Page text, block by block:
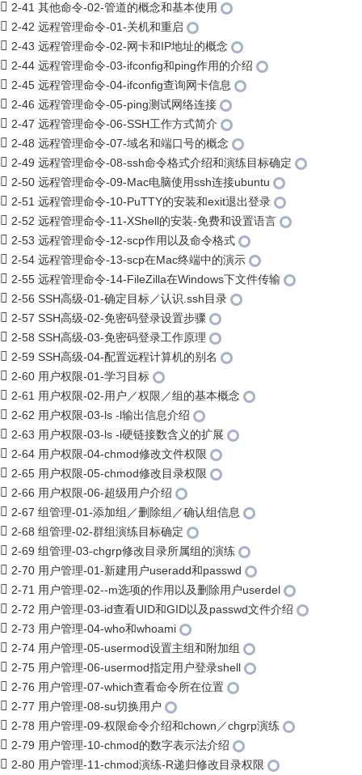
2-41 其他命令-02-管道的概念和基本使用
2-42 远程管理命令-01-关机和重启
2-43 远程管理命令-02-网卡和IP地址的概念
2-44 远程管理命令-03-ifconfig和ping作用的介绍
2-45 远程管理命令-04-ifconfig查询网卡信息
2-46 远程管理命令-05-ping测试网络连接
2-47 远程管理命令-06-SSH工作方式简介
2-48 远程管理命令-07-域名和端口号的概念
2-49 远程管理命令-08-ssh命令格式介绍和演练目标确定
2-50 远程管理命令-09-Mac电脑使用ssh连接ubuntu
2-51 远程管理命令-10-PuTTY的安装和exit退出登录
2-52 远程管理命令-11-XShell的安装-免费和设置语言
2-53 远程管理命令-12-scp作用以及命令格式
2-54 远程管理命令-13-scp在Mac终端中的演示
2-55 远程管理命令-14-FileZilla在Windows下文件传输
2-56 SSH高级-01-确定目标／认识.ssh目录
2-57 SSH高级-02-免密码登录设置步骤
2-58 SSH高级-03-免密码登录工作原理
2-59 SSH高级-04-配置远程计算机的别名
2-60 用户权限-01-学习目标
2-61 用户权限-02-用户／权限／组的基本概念
2-62 用户权限-03-ls -l输出信息介绍
2-63 用户权限-03-ls -l硬链接数含义的扩展
2-64 用户权限-04-chmod修改文件权限
2-65 用户权限-05-chmod修改目录权限
2-66 用户权限-06-超级用户介绍
2-67 组管理-01-添加组／删除组／确认组信息
2-68 组管理-02-群组演练目标确定
2-69 组管理-03-chgrp修改目录所属组的演练
2-70 用户管理-01-新建用户useradd和passwd
2-71 用户管理-02--m选项的作用以及删除用户userdel
2-72 用户管理-03-id查看UID和GID以及passwd文件介绍
2-73 用户管理-04-who和whoami
2-74 用户管理-05-usermod设置主组和附加组
2-75 用户管理-06-usermod指定用户登录shell
2-76 用户管理-07-which查看命令所在位置
2-77 用户管理-08-su切换用户
2-78 用户管理-09-权限命令介绍和chown／chgrp演练
2-79 用户管理-10-chmod的数字表示法介绍
2-80 用户管理-11-chmod演练-R递归修改目录权限